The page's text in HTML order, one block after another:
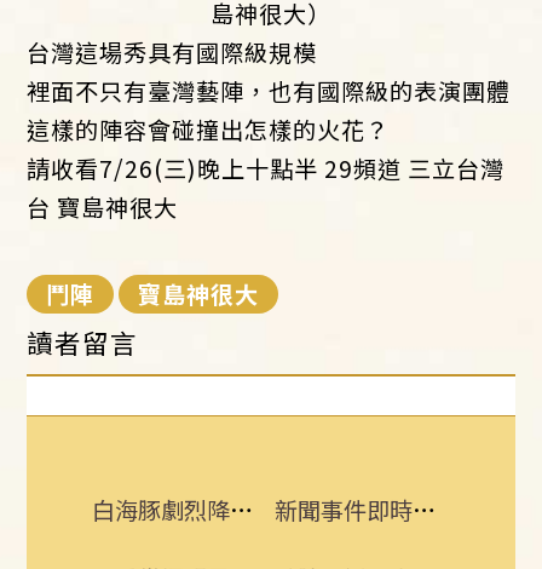
島神很大）
台灣這場秀具有國際級規模
裡面不只有臺灣藝陣，也有國際級的表演團體
這樣的陣容會碰撞出怎樣的火花？
請收看7/26(三)晚上十點半 29頻道 三立台灣
台 寶島神很大
鬥陣 寶島神很大
讀者留言
白海豚劇烈降雨來了 8縣市大雨特報開炸 新聞事件即時更新 所有消息一手掌握！